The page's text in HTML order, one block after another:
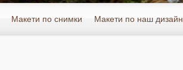
Макети по снимки Макети по наш дизайн